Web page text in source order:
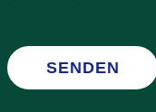
SENDEN